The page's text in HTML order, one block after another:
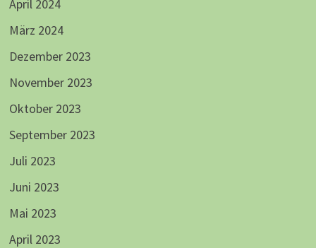
April 2024
März 2024
Dezember 2023
November 2023
Oktober 2023
September 2023
Juli 2023
Juni 2023
Mai 2023
April 2023